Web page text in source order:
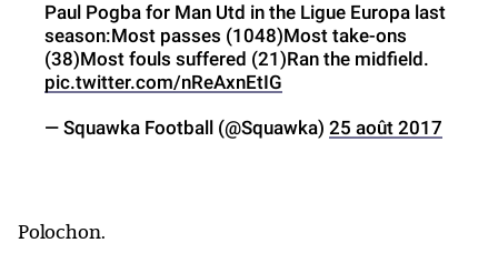
Paul Pogba for Man Utd in the Ligue Europa last
season:Most passes (1048)Most take-ons
(38)Most fouls suffered (21)Ran the midfield.
pic.twitter.com/nReAxnEtIG
— Squawka Football (@Squawka) 25 août 2017
Polochon.